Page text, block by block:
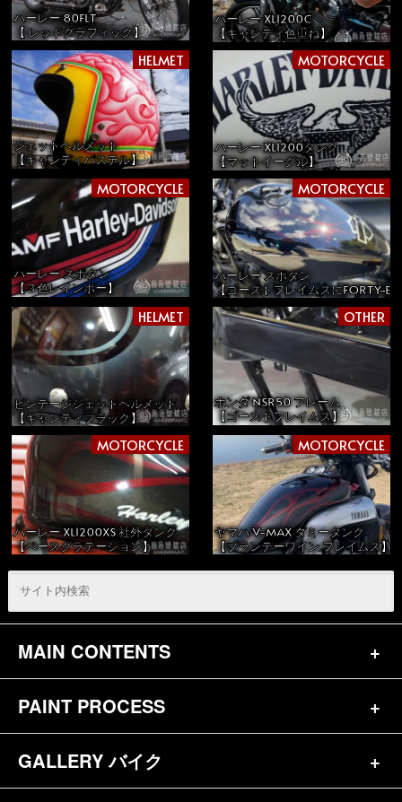
ハーレー 80FLT
【 レッドグラフィック】
ハーレー XL1200C
【キャンディ色重ね】
HELMET
ジェットヘルメット
【キャンディパステル】
MOTORCYCLE
ハーレー XL1200タンク
【マットイーグル】
MOTORCYCLE
ハーレー スポタン
【３色レインボー】
MOTORCYCLE
ハーレー スポタン
【ゴーストフレイムスにFORTY-
HELMET
ビンテージジェットヘルメット
【キャンディブラック】
OTHER
ホンダ NSR50 フレーム
【ゴーストフレイムス】
MOTORCYCLE
ハーレー XL1200XS 社外タンク
【ベースグラデーション】
MOTORCYCLE
ヤマハ V-MAX ダミータンク
【ブランデーワイン フレイムス】
MAIN CONTENTS
トップページ
お問合せ
PAINT PROCESS
バイク（180）
GALLERY バイク